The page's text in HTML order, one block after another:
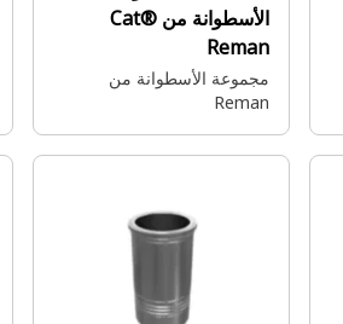
الأسطوانة من Cat®
Reman
مجموعة الأسطوانة من
Reman